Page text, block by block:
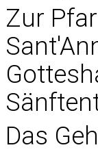
Zur
Das